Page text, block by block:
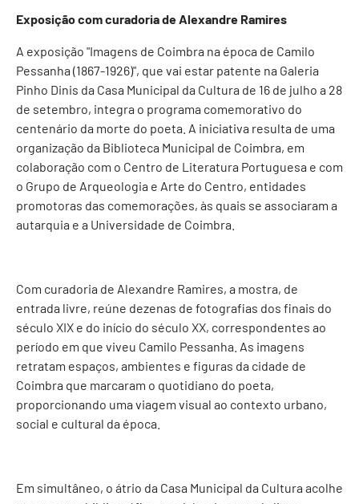
Exposição com curadoria de Alexandre Ramires
A exposição "Imagens de Coimbra na época de Camilo
Pessanha (1867-1926)", que vai estar patente na Galeria
Pinho Dinis da Casa Municipal da Cultura de 16 de julho a 28
de setembro, integra o programa comemorativo do
centenário da morte do poeta. A iniciativa resulta de uma
organização da Biblioteca Municipal de Coimbra, em
colaboração com o Centro de Literatura Portuguesa e com
o Grupo de Arqueologia e Arte do Centro, entidades
promotoras das comemorações, às quais se associaram a
autarquia e a Universidade de Coimbra.
Com curadoria de Alexandre Ramires, a mostra, de
entrada livre, reúne dezenas de fotografias dos finais do
século XIX e do início do século XX, correspondentes ao
período em que viveu Camilo Pessanha. As imagens
retratam espaços, ambientes e figuras da cidade de
Coimbra que marcaram o quotidiano do poeta,
proporcionando uma viagem visual ao contexto urbano,
social e cultural da época.
Em simultâneo, o átrio da Casa Municipal da Cultura acolhe